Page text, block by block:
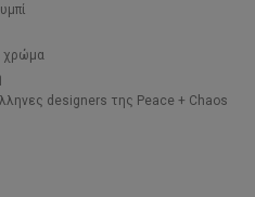
χρώμα
designers της Peace + Chaos